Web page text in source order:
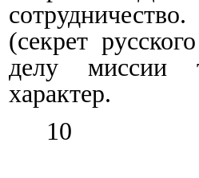
(секрет
делу миссии
характер.
10